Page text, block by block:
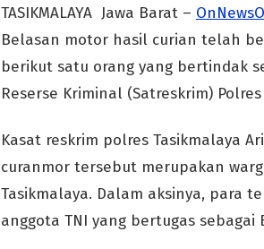
TASIKMALAYA Jawa Barat –
Belasan motor hasil curian telah
berikut satu orang yang bertindak
Reserse Kriminal (Satreskrim)
Kasat reskrim polres Tasikmalaya
curanmor tersebut merupakan
Tasikmalaya. Dalam aksinya, para
anggota TNI yang bertugas